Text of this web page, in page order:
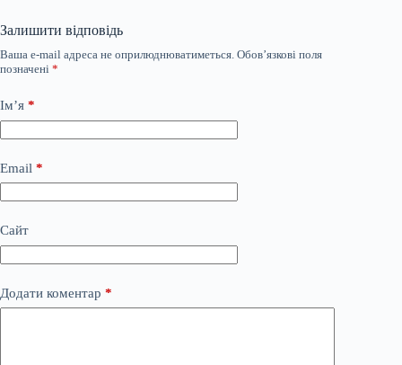
Залишити відповідь
Ваша e-mail адреса не оприлюднюватиметься. Обов’язкові поля
позначені *
Ім’я *
Email *
Сайт
Додати коментар *